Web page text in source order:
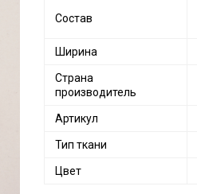
Состав
Ширина
Страна
производитель
Артикул
Тип ткани
Цвет